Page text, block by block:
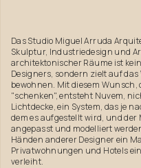
Das Studio Miguel Arruda
Skulptur, Industriedesign und
architektonischer Räume ist
Designers, sondern zielt auf
bewohnen. Mit diesem
"schenken", entsteht Nuvem,
Lichtdecke, ein System, das je
dem es aufgestellt wird, und der
angepasst und modelliert
Händen anderer Designer ein
Privatwohnungen und Hotels
verleiht.